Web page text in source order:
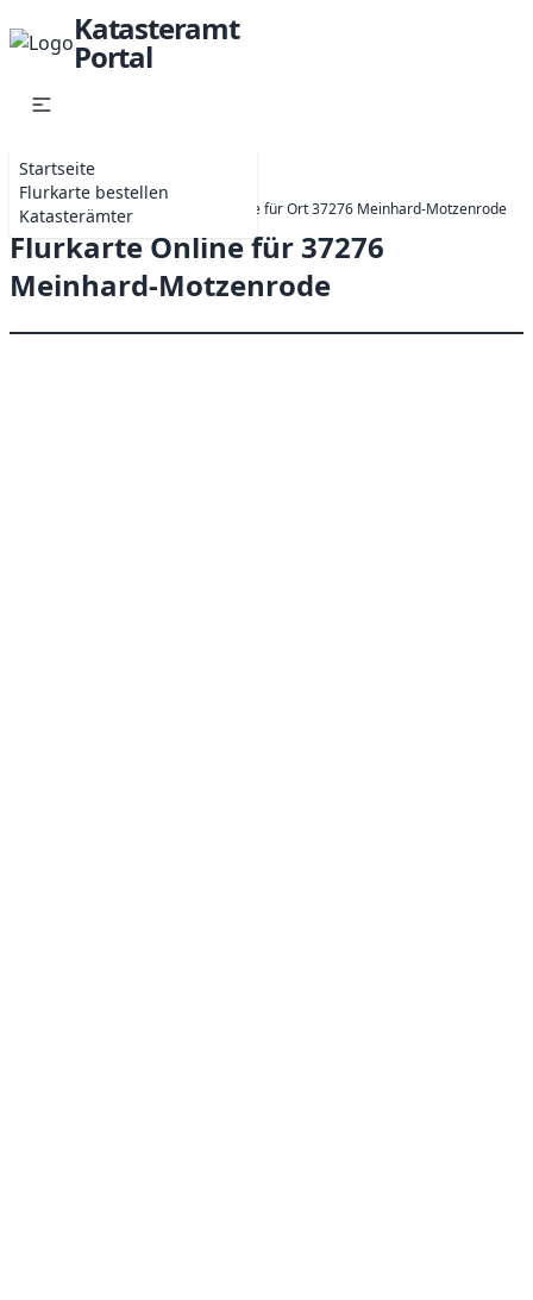
Katasteramt
Portal
Startseite
Flurkarte bestellen
Katasterämter
Startseite Online-Antrag Flurkarte für Ort 37276 Meinhard-Motzenrode
Flurkarte Online für 37276
Meinhard-Motzenrode